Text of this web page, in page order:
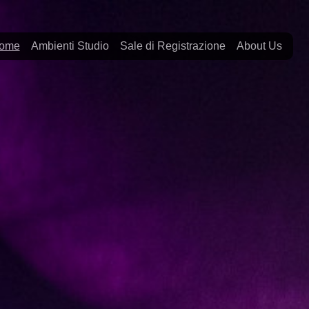
(current)
Ambienti Studio Sale di Registrazione About Us